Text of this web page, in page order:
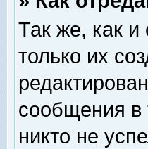
Так же, как и
только их
сообщения в
никто не